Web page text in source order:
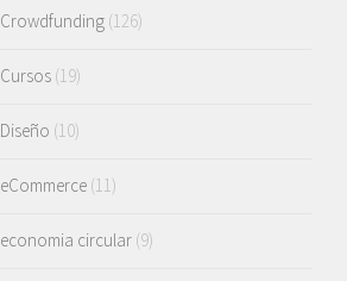
Crowdfunding (126)
Cursos (19)
Diseño (10)
eCommerce (11)
economia circular (9)